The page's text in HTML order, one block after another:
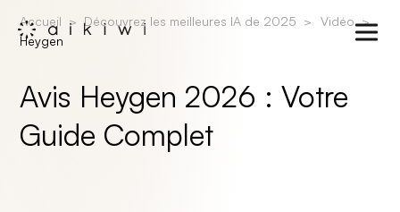
Accueil Découvrez les meilleures IA de 2025
Vidéo
Heygen
Avis Heygen 2026 : Votre
Guide Complet